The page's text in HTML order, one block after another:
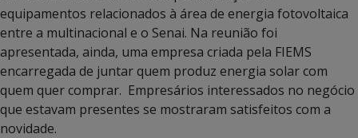
equipamentos relacionados à área de energia fotovoltaica
entre a multinacional e o Senai. Na reunião foi
apresentada, ainda, uma empresa criada pela FIEMS
encarregada de juntar quem produz energia solar com
quem quer comprar. Empresários interessados no negócio
que estavam presentes se mostraram satisfeitos com a
novidade.